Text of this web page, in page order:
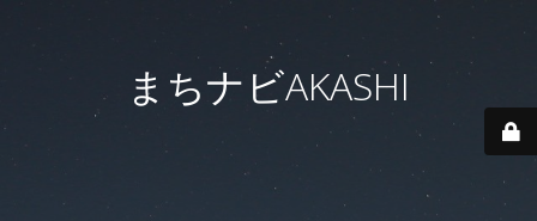
まちナビAKASHI